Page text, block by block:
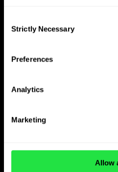
Selection
Strictly Necessary
Preferences
Analytics
Marketing
Allow
ZEN.COM-
og registrer